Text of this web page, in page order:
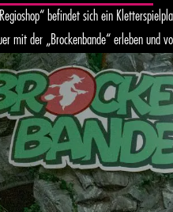
befindet sich ein
mit der „Brockenbande“ erleben und